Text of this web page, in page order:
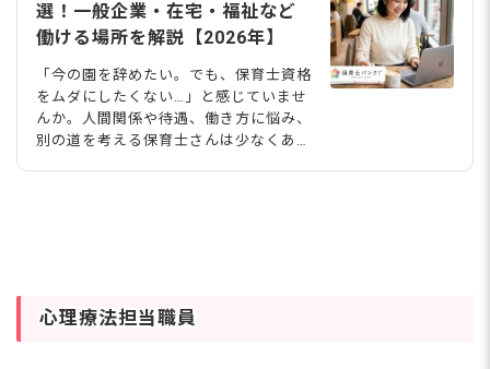
選！一般企業・在宅・福祉など
働ける場所を解説【2026年】
「今の園を辞めたい。でも、保育士資格
をムダにしたくない…」と感じていませ
んか。人間関係や待遇、働き方に悩み、
別の道を考える保育士さんは少なくあり
年の動向、仕事内容・向いている人・注
心理療法担当職員